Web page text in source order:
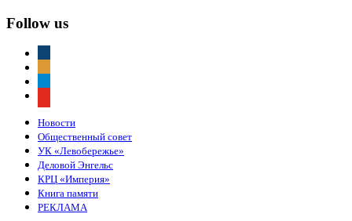
Follow us
Новости
Общественный совет
УК «Левобережье»
Деловой Энгельс
КРЦ «Империя»
Книга памяти
РЕКЛАМА